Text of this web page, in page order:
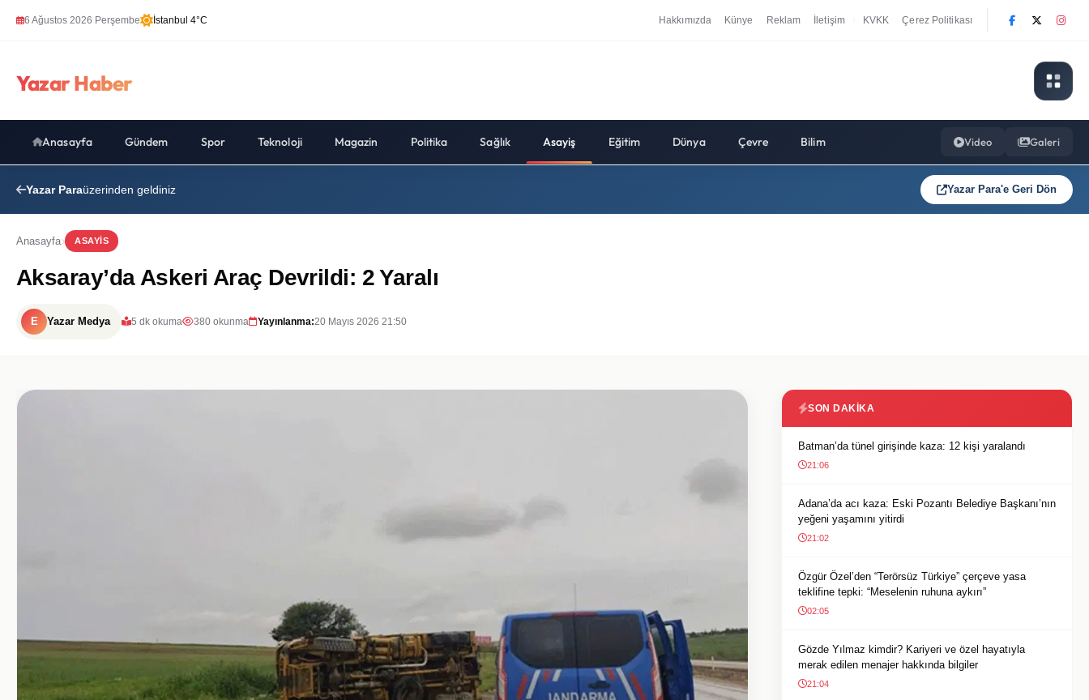
6 Ağustos 2026 Perşembe İstanbul 4°C Hakkımızda Künye Reklam İletişim KVKK Çerez Politikası
Yazar Haber
Anasayfa Gündem Spor Teknoloji Magazin Politika Sağlık Asayiş Eğitim Dünya Çevre Bilim Video Galeri
Yazar Paraüzerinden geldiniz Yazar Para'e Geri Dön
Anasayfa ASAYIS
Aksaray’da Askeri Araç Devrildi: 2 Yaralı
E Yazar Medya 5 dk okuma 380 okunma Yayınlanma:20 Mayıs 2026 21:50
SON DAKIKA
Batman’da tünel girişinde kaza: 12 kişi yaralandı
21:06
Adana’da acı kaza: Eski Pozantı Belediye Başkanı’nın
yeğeni yaşamını yitirdi
21:02
Özgür Özel’den “Terörsüz Türkiye” çerçeve yasa
teklifine tepki: “Meselenin ruhuna aykırı”
02:05
Gözde Yılmaz kimdir? Kariyeri ve özel hayatıyla
merak edilen menajer hakkında bilgiler
21:04